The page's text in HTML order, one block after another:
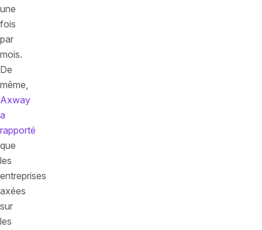
une
fois
par
mois.
De
même,
Axway
a
rapporté
que
les
entreprises
axées
sur
les